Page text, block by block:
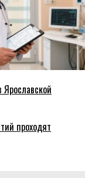
проходят